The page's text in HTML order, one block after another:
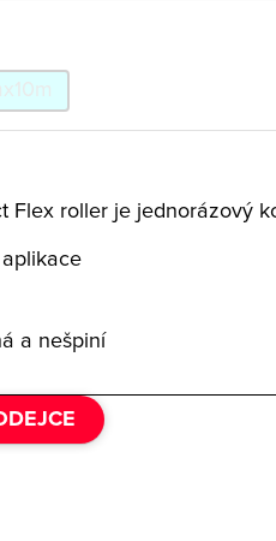
Flex roller je jednorázový
a nešpiní